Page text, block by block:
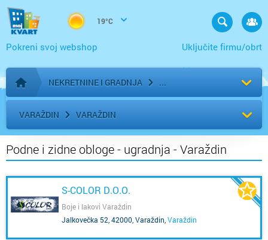
19°C
Uključite firmu/obrt
Pokreni svoj webshop
Početna stranica
NEKRETNINE I GRADNJA
VARAŽDIN VARAŽDIN
Podne i zidne obloge - ugradnja - Varaždin
S-COLOR D.O.O.
Boje i lakovi Varaždin
Jalkovečka 52, 42000, Varaždin Varaždin